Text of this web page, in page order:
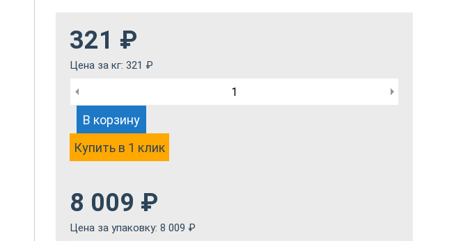
321 ₽
Цена за кг: 321 ₽
В корзину
Купить в 1 клик
8 009 ₽
Цена за упаковку: 8 009 ₽